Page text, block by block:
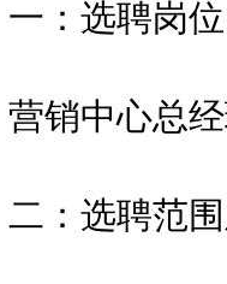
选聘岗位
中心总经
选聘范围